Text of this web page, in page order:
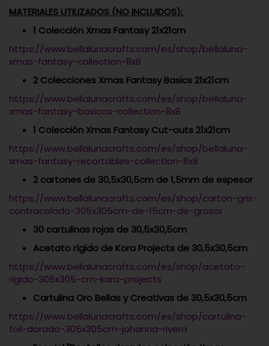
MATERIALES UTILIZADOS (NO INCLUIDOS):
1 Colección Xmas Fantasy 21x21cm
https://www.bellalunacrafts.com/es/shop/bellaluna-
xmas-fantasy-collection-8x8
2 Colecciones Xmas Fantasy Basics 21x21cm
https://www.bellalunacrafts.com/es/shop/bellaluna-
xmas-fantasy-basicos-collection-8x8
1 Colección Xmas Fantasy Cut-outs 21x21cm
https://www.bellalunacrafts.com/es/shop/bellaluna-
xmas-fantasy-recortables-collection-8x8
2 cartones de 30,5x30,5cm de 1,5mm de espesor
https://www.bellalunacrafts.com/es/shop/carton-gris-
contracolado-305x305cm-de-15cm-de-grosor
30 cartulinas rojas de 30,5x30,5cm
Acetato rígido de Kora Projects de 30,5x30,5cm
https://www.bellalunacrafts.com/es/shop/acetato-
rigido-305x305-cm-kora-projects
Cartulina Oro Bellas y Creativas de 30,5x30,5cm
https://www.bellalunacrafts.com/es/shop/cartulina-
foil-dorado-305x305cm-johanna-rivero